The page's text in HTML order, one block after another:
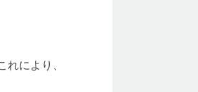
により、